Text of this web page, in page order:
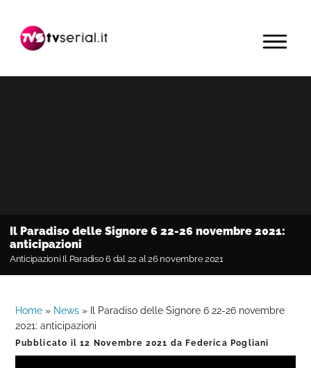
navigazione
contenuto
barra
primaria
MENU
Il Paradiso delle Signore 6 22-26 novembre 2021:
anticipazioni
Anticipazioni Il Paradiso 6 dal 22 al 26 novembre 2021
Home » News »
Il Paradiso delle Signore 6 22-26 novembre
2021: anticipazioni
Pubblicato il12 Novembre 2021 da Federica Pogliani